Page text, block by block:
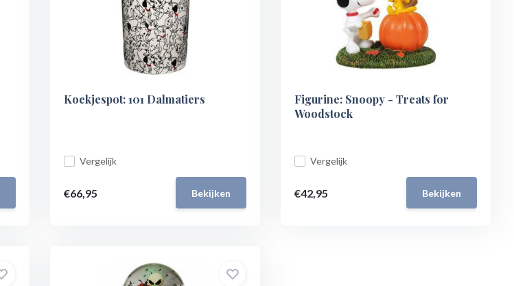
Koekjespot: 101 Dalmatiers
Vergelijk
€66,95 Bekijken
Figurine: Snoopy - Treats for
Woodstock
Vergelijk
€42,95 Bekijken